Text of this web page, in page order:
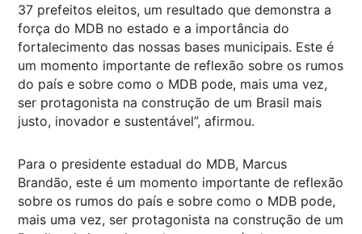
37 prefeitos eleitos, um resultado que demonstra a
força do MDB no estado e a importância do
fortalecimento das nossas bases municipais. Este é
um momento importante de reflexão sobre os rumos
do país e sobre como o MDB pode, mais uma vez,
ser protagonista na construção de um Brasil mais
justo, inovador e sustentável”, afirmou.
Para o presidente estadual do MDB, Marcus
Brandão, este é um momento importante de reflexão
sobre os rumos do país e sobre como o MDB pode,
mais uma vez, ser protagonista na construção de um